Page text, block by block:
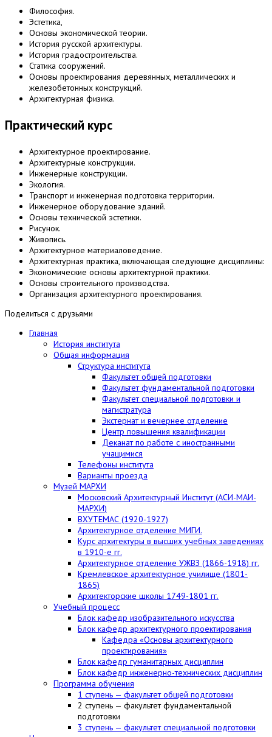
Философия.
Эстетика,
Основы экономической теории.
История русской архитектуры.
История градостроительства.
Статика сооружений.
Основы проектирования деревянных, металлических и
железобетонных конструкций.
Архитектурная физика.
Практический курс
Архитектурное проектирование.
Архитектурные конструкции.
Инженерные конструкции.
Экология.
Транспорт и инженерная подготовка территории.
Инженерное оборудование зданий.
Основы технической эстетики.
Рисунок.
Живопись.
Архитектурное материаловедение.
Архитектурная практика, включающая следующие дисциплины:
Экономические основы архитектурной практики.
Основы строительного производства.
Организация архитектурного проектирования.
Поделиться с друзьями
Главная
История института
Общая информация
Структура института
Факультет общей подготовки
Факультет фундаментальной подготовки
Факультет специальной подготовки и
магистратура
Экстернат и вечернее отделение
Центр повышения квалификации
Деканат по работе с иностранными
учащимися
Телефоны института
Варианты проезда
Музей МАРХИ
Московский Архитектурный Институт (АСИ-МАИ-
МАРХИ)
ВХУТЕМАС (1920-1927)
Архитектурное отделение МИГИ.
Курс архитектуры в высших учебных заведениях
в 1910-е гг.
Архитектурное отделение УЖВЗ (1866-1918) гг.
Кремлевское архитектурное училище (1801-
1865)
Архитекторские школы 1749-1801 гг.
Учебный процесс
Блок кафедр изобразительного искусства
Блок кафедр архитектурного проектирования
Кафедра «Основы архитектурного
проектирования»
Блок кафедр гуманитарных дисциплин
Блок кафедр инженерно-технических дисциплин
Программа обучения
1 ступень — факультет общей подготовки
2 ступень — факультет фундаментальной
подготовки
3 ступень — факультет специальной подготовки